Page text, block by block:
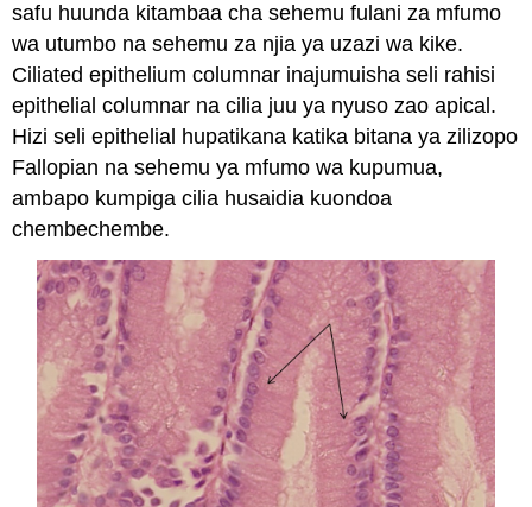
safu huunda kitambaa cha sehemu fulani za mfumo
wa utumbo na sehemu za njia ya uzazi wa kike.
Ciliated epithelium columnar inajumuisha seli rahisi
epithelial columnar na cilia juu ya nyuso zao apical.
Hizi seli epithelial hupatikana katika bitana ya zilizopo
Fallopian na sehemu ya mfumo wa kupumua,
ambapo kumpiga cilia husaidia kuondoa
chembechembe.